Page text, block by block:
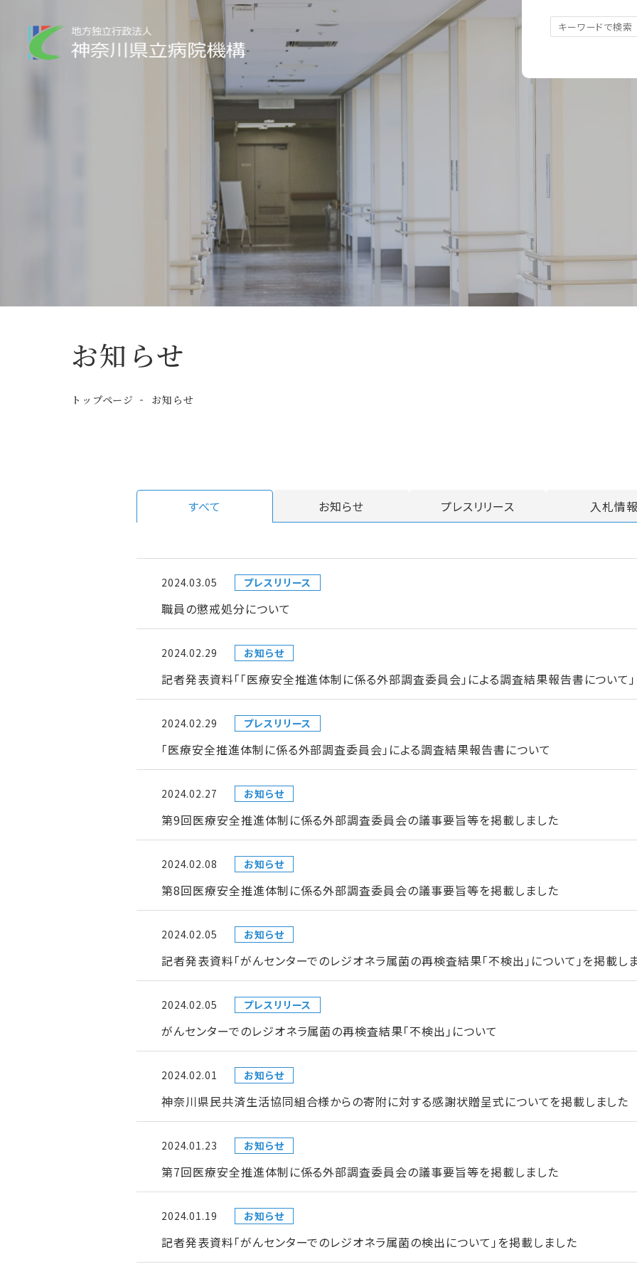
お知らせ
トップページ お知らせ
すべて お知らせ プレスリリース 入札情
2024.03.05 プレスリリース
職員の懲戒処分について
2024.02.29 お知らせ
記者発表資料「「医療安全推進体制に係る外部調査委員会」による調査結果報告書について
2024.02.29 プレスリリース
「医療安全推進体制に係る外部調査委員会」による調査結果報告書について
2024.02.27 お知らせ
第9回医療安全推進体制に係る外部調査委員会の議事要旨等を掲載しました
2024.02.08 お知らせ
第8回医療安全推進体制に係る外部調査委員会の議事要旨等を掲載しました
2024.02.05 お知らせ
記者発表資料「がんセンターでのレジオネラ属菌の再検査結果「不検出」について」を掲載し
2024.02.05 プレスリリース
がんセンターでのレジオネラ属菌の再検査結果「不検出」について
2024.02.01 お知らせ
神奈川県民共済生活協同組合様からの寄附に対する感謝状贈呈式についてを掲載しました
2024.01.23 お知らせ
第7回医療安全推進体制に係る外部調査委員会の議事要旨等を掲載しました
2024.01.19 お知らせ
記者発表資料「がんセンターでのレジオネラ属菌の検出について」を掲載しました